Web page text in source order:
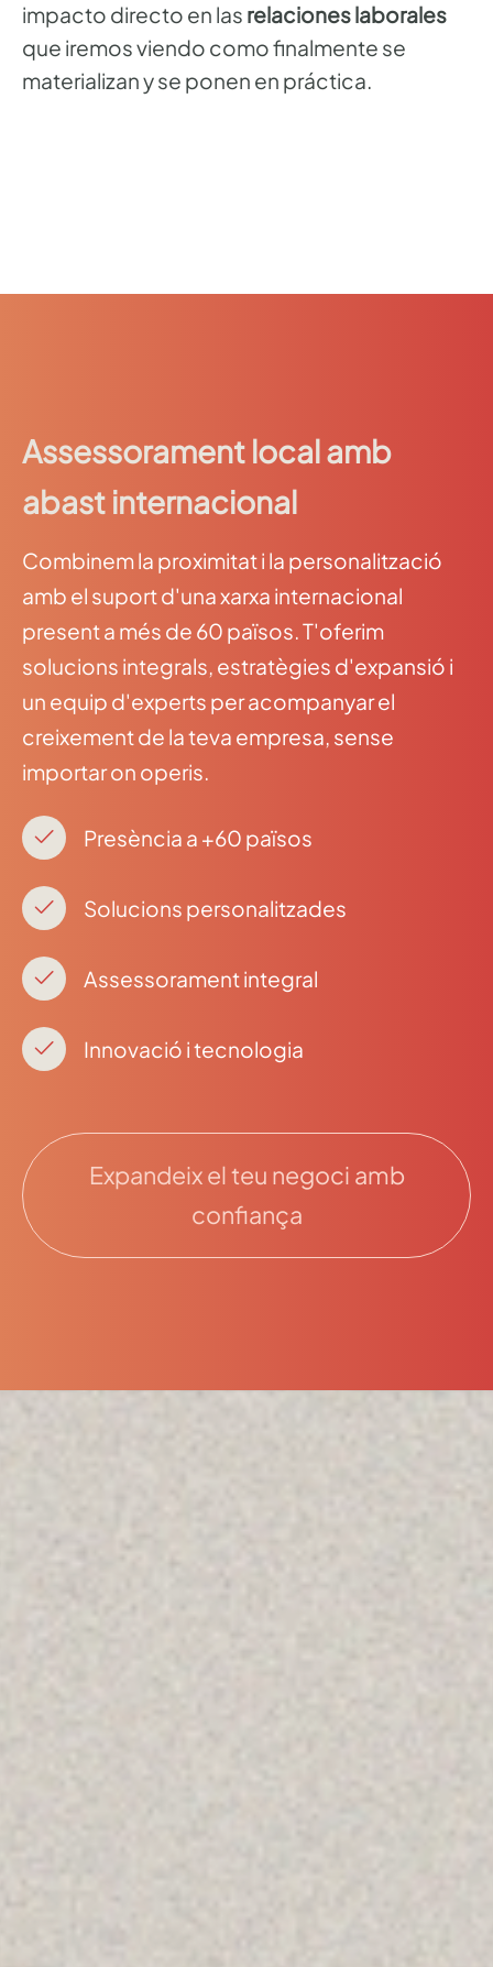
impacto directo en las relaciones laborales
que iremos viendo como finalmente se
materializan y se ponen en práctica.
Assessorament local amb
abast internacional
Combinem la proximitat i la personalització
amb el suport d'una xarxa internacional
present a més de 60 països. T'oferim
solucions integrals, estratègies d'expansió i
un equip d'experts per acompanyar el
creixement de la teva empresa, sense
importar on operis.
Presència a +60 països
Solucions personalitzades
Assessorament integral
Innovació i tecnologia
Expandeix el teu negoci amb
confiança